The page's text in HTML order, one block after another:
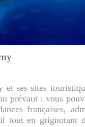
et ses sites
prévaut : vous
françaises,
tout en grignotant